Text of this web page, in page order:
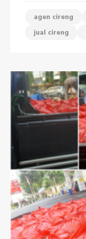
agen cireng
jual cireng